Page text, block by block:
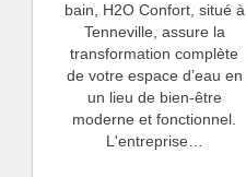
bain, H2O Confort, situé à
Tenneville, assure la
transformation complète
de votre espace d’eau en
un lieu de bien-être
moderne et fonctionnel.
L'entreprise…